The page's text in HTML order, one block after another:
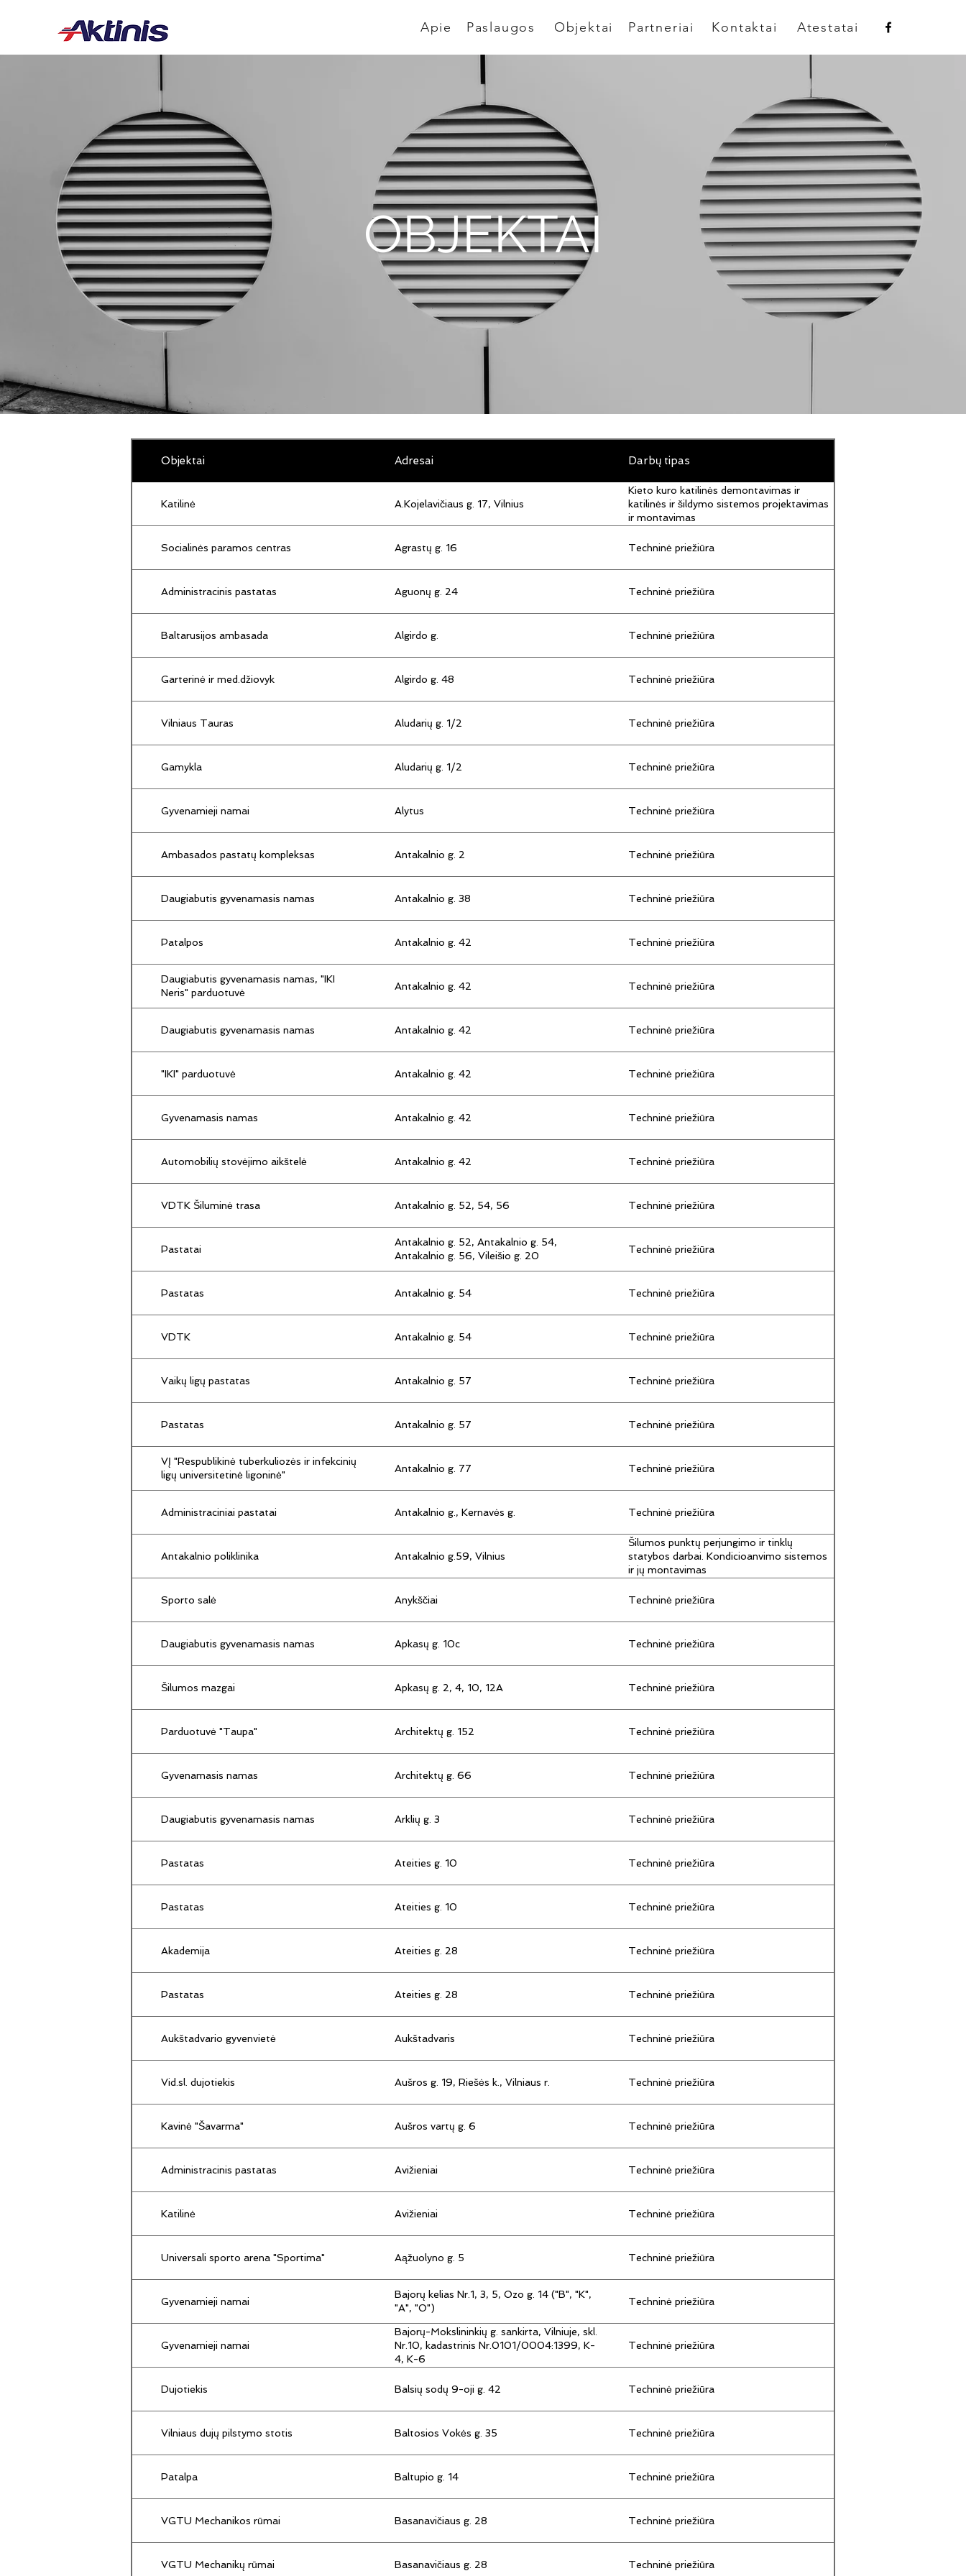
Atestatai
Apie Paslaugos Objektai Partneriai Kontaktai
OBJEKTAI
Objektai Adresai Darbų tipas
Katilinė A.Kojelavičiaus g. 17, Vilnius
Kieto kuro katilinės demontavimas ir
katilinės ir šildymo sistemos projektavimas
ir montavimas
Socialinės paramos centras Agrastų g. 16 Techninė priežiūra
Administracinis pastatas Aguonų g. 24 Techninė priežiūra
Baltarusijos ambasada Algirdo g. Techninė priežiūra
Garterinė ir med.džiovyk Algirdo g. 48 Techninė priežiūra
Vilniaus Tauras Aludarių g. 1/2 Techninė priežiūra
Gamykla Aludarių g. 1/2 Techninė priežiūra
Gyvenamieji namai Alytus Techninė priežiūra
Ambasados pastatų kompleksas Antakalnio g. 2 Techninė priežiūra
Daugiabutis gyvenamasis namas Antakalnio g. 38 Techninė priežiūra
Patalpos Antakalnio g. 42 Techninė priežiūra
Daugiabutis gyvenamasis namas, "IKI
Neris" parduotuvė
Antakalnio g. 42 Techninė priežiūra
Daugiabutis gyvenamasis namas Antakalnio g. 42 Techninė priežiūra
"IKI" parduotuvė Antakalnio g. 42 Techninė priežiūra
Gyvenamasis namas Antakalnio g. 42 Techninė priežiūra
Automobilių stovėjimo aikštelė Antakalnio g. 42 Techninė priežiūra
VDTK Šiluminė trasa Antakalnio g. 52, 54, 56 Techninė priežiūra
Pastatai
Antakalnio g. 52, Antakalnio g. 54,
Antakalnio g. 56, Vileišio g. 20
Techninė priežiūra
Pastatas Antakalnio g. 54 Techninė priežiūra
VDTK Antakalnio g. 54 Techninė priežiūra
Vaikų ligų pastatas Antakalnio g. 57 Techninė priežiūra
Pastatas Antakalnio g. 57 Techninė priežiūra
VĮ "Respublikinė tuberkuliozės ir infekcinių
ligų universitetinė ligoninė"
Antakalnio g. 77 Techninė priežiūra
Administraciniai pastatai Antakalnio g., Kernavės g. Techninė priežiūra
Antakalnio poliklinika Antakalnio g.59, Vilnius
Šilumos punktų perjungimo ir tinklų
statybos darbai. Kondicioanvimo sistemos
ir jų montavimas
Sporto salė Anykščiai Techninė priežiūra
Daugiabutis gyvenamasis namas Apkasų g. 10c Techninė priežiūra
Šilumos mazgai Apkasų g. 2, 4, 10, 12A Techninė priežiūra
Parduotuvė "Taupa" Architektų g. 152 Techninė priežiūra
Gyvenamasis namas Architektų g. 66 Techninė priežiūra
Daugiabutis gyvenamasis namas Arklių g. 3 Techninė priežiūra
Pastatas Ateities g. 10 Techninė priežiūra
Pastatas Ateities g. 10 Techninė priežiūra
Akademija Ateities g. 28 Techninė priežiūra
Pastatas Ateities g. 28 Techninė priežiūra
Aukštadvario gyvenvietė Aukštadvaris Techninė priežiūra
Vid.sl. dujotiekis Aušros g. 19, Riešės k., Vilniaus r. Techninė priežiūra
Kavinė "Šavarma" Aušros vartų g. 6 Techninė priežiūra
Administracinis pastatas Avižieniai Techninė priežiūra
Katilinė Avižieniai Techninė priežiūra
Universali sporto arena "Sportima" Aąžuolyno g. 5 Techninė priežiūra
Gyvenamieji namai
Bajorų kelias Nr.1, 3, 5, Ozo g. 14 ("B", "K",
"A", "O")
Techninė priežiūra
Gyvenamieji namai
Bajorų-Mokslininkių g. sankirta, Vilniuje, skl.
Nr.10, kadastrinis Nr.0101/0004:1399, K-
4, K-6
Techninė priežiūra
Dujotiekis Balsių sodų 9-oji g. 42 Techninė priežiūra
Vilniaus dujų pilstymo stotis Baltosios Vokės g. 35 Techninė priežiūra
Patalpa Baltupio g. 14 Techninė priežiūra
VGTU Mechanikos rūmai Basanavičiaus g. 28 Techninė priežiūra
VGTU Mechanikų rūmai Basanavičiaus g. 28 Techninė priežiūra